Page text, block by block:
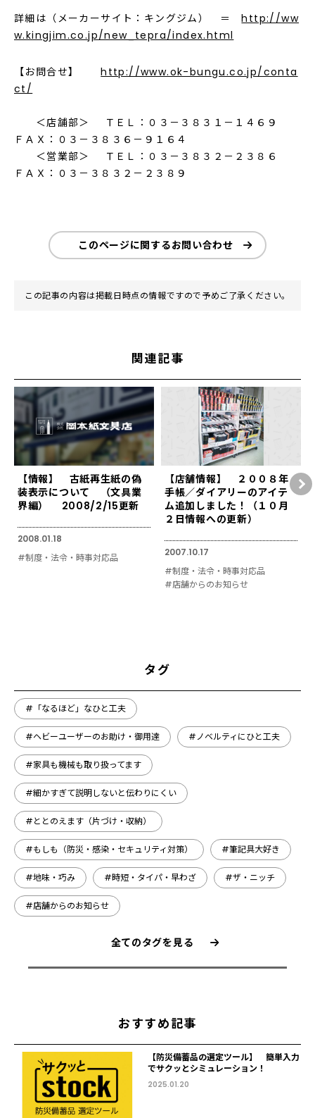
詳細は（メーカーサイト：キングジム） ＝http://ww
w.kingjim.co.jp/new_tepra/index.html
【お問合せ】http://www.ok-bungu.co.jp/conta
ct/
＜店舗部＞ ＴＥＬ：０３－３８３１－１４６９
ＦＡＸ：０３－３８３６－９１６４
＜営業部＞ ＴＥＬ：０３－３８３２－２３８６
ＦＡＸ：０３－３８３２－２３８９
このページに関するお問い合わせ
この記事の内容は掲載日時点の情報ですので予めご了承ください。
関連記事
【情報】 古紙再生紙の偽
装表示について （文具業
界編） 2008/2/15更新
2008.01.18
#制度・法令・時事対応品
【店舗情報】 ２００８年
手帳／ダイアリーのアイテ
ム追加しました！（１０月
２日情報への更新）
2007.10.17
#制度・法令・時事対応品
#店舗からのお知らせ
タグ
#「なるほど」なひと工夫
#ヘビーユーザーのお助け・御用達 #ノベルティにひと工夫
#家具も機械も取り扱ってます
#細かすぎて説明しないと伝わりにくい
#ととのえます（片づけ・収納）
#もしも（防災・感染・セキュリティ対策） #筆記具大好き
#地味・巧み #時短・タイパ・早わざ #ザ・ニッチ
#店舗からのお知らせ
全てのタグを見る
おすすめ記事
【防災備蓄品の選定ツール】 簡単入力
でサクッとシミュレーション！
2025.01.20